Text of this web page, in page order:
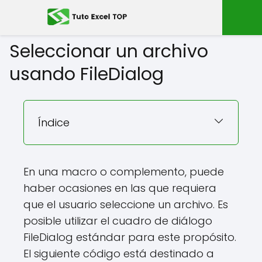
Seleccionar un archivo
usando FileDialog
Índice
En una macro o complemento, puede
haber ocasiones en las que requiera
que el usuario seleccione un archivo. Es
posible utilizar el cuadro de diálogo
FileDialog estándar para este propósito.
El siguiente código está destinado a